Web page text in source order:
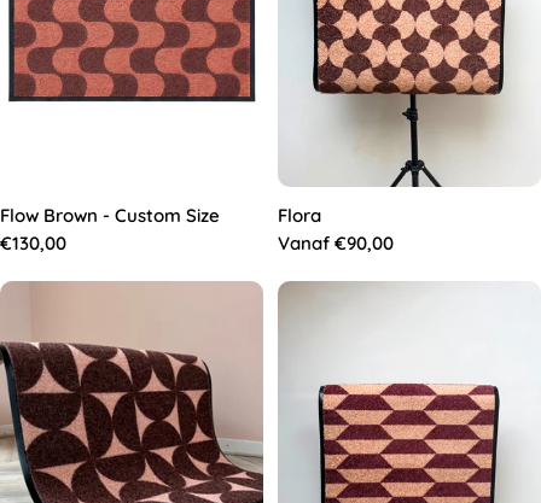
Flow Brown - Custom Size
Normale
€130,00
Flora
Normale
Vanaf €90,00